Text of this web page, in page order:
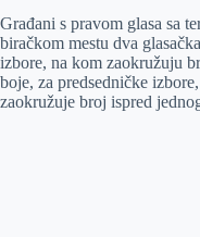
Građani s pravom glasa sa
biračkom mestu dva
izbore, na kom zaokružuju
boje, za predsedničke
zaokružuje broj ispred